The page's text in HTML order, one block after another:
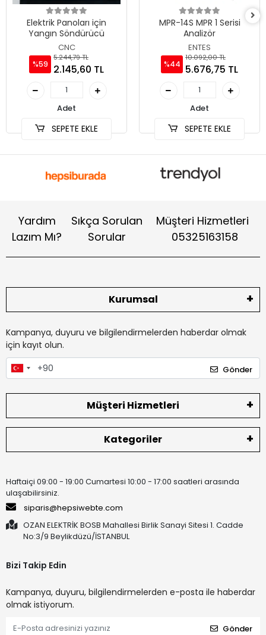
Elektrik Panoları için
Yangın Söndürücü
CNC
%59
5.244,79 TL
2.145,60 TL
Adet
SEPETE EKLE
MPR-14S MPR 1 Serisi
Analizör
ENTES
%44
10.092,00 TL
5.676,75 TL
Adet
SEPETE EKLE
Yardım
Lazım Mı?
Sıkça Sorulan
Sorular
Müşteri Hizmetleri
05325163158
Kurumsal
Kampanya, duyuru ve bilgilendirmelerden haberdar olmak
için kayıt olun.
Gönder
Müşteri Hizmetleri
Kategoriler
Haftaiçi 09:00 - 19:00 Cumartesi 10:00 - 17:00 saatleri arasında
ulaşabilirsiniz.
siparis@hepsiwebte.com
OZAN ELEKTRİK BOSB Mahallesi Birlik Sanayi Sitesi 1. Cadde
No:3/9 Beylikdüzü/İSTANBUL
Bizi Takip Edin
Kampanya, duyuru, bilgilendirmelerden e-posta ile haberdar
olmak istiyorum.
Gönder